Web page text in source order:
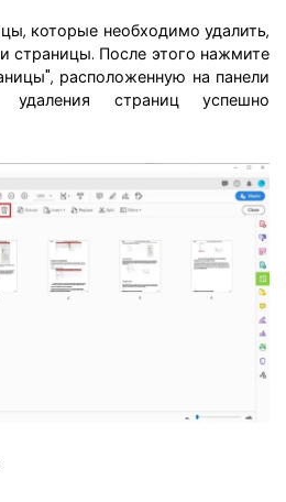
которые необходимо удалить,
страницы. После этого нажмите
расположенную на панели
удаления страниц успешно